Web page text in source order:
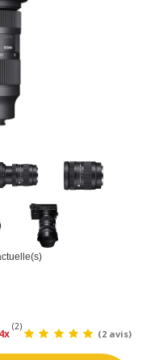
(2)
(2 avis)